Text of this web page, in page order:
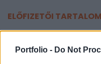
Portfolio - Do Not
ELŐFIZETŐI TARTALOM
10 ezer
költözik az Aldi